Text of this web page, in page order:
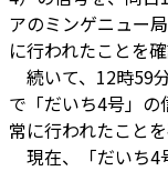
アのミンゲニュー
に行われたことを
続いて、12時59
で「だいち4号」
常に行われたこと
現在、「だいち4